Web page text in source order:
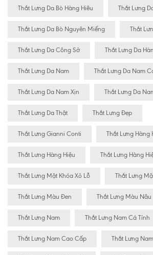
Thắt Lưng Da Bò Hàng Hiêu Thắt Lưng
Thắt Lưng Da Bò Nguyên Miếng Thắt
Thắt Lưng Da Công Sở Thắt Lưng Da
Thắt Lưng Da Nam Thắt Lưng Da Nam
Thắt Lưng Da Nam Xịn Thắt Lưng Da
Thắt Lưng Da Thật Thắt Lưng Đẹp
Thắt Lưng Gianni Conti Thắt Lưng Hàng
Thắt Lưng Hàng Hiệu Thắt Lưng Hàng
Thắt Lưng Mặt Khóa Xỏ Lỗ Thắt Lưng
Thắt Lưng Màu Đen Thắt Lưng Màu Nâu
Thắt Lưng Nam Thắt Lưng Nam Cá Tính
Thắt Lưng Nam Cao Cấp Thắt Lưng